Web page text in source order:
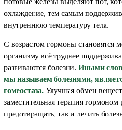
охлаждение, тем самым
внутреннюю температуру тела.
С возрастом гормоны становятся
организму всё труднее
развиваются болезни. Иными
мы называем болезнями,
гомеостаза. Улучшая обмен
заместительная терапия гормоном
предотвращать, так и лечить